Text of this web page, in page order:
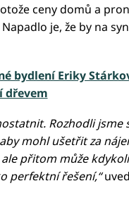
ceny domů a
je, že by na
bydlení Eriky
dřevem
Rozhodli
mohl ušetřit za
přitom může
perfektní řešení,“